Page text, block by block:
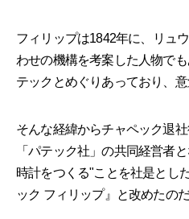
フィリップは1842年に、リュ
わせの機構を考案した人物で
テックとめぐりあっており、意
そんな経緯からチャペック退
「パテック社」の共同経営者
時計をつくる"ことを社是とし
ック フィリップ』と改めたのだ